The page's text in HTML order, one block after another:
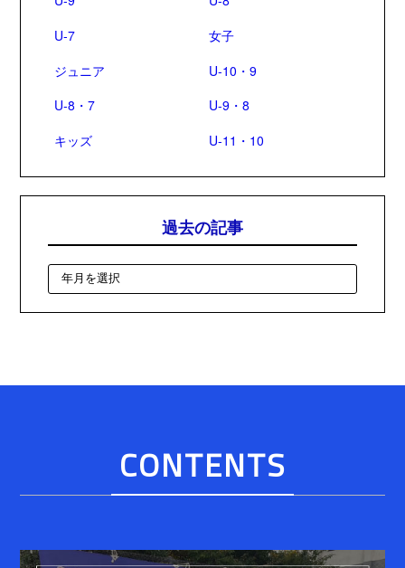
U-7
女子
ジュニア
U-10・9
U-8・7
U-9・8
キッズ
U-11・10
過去の記事
CONTENTS